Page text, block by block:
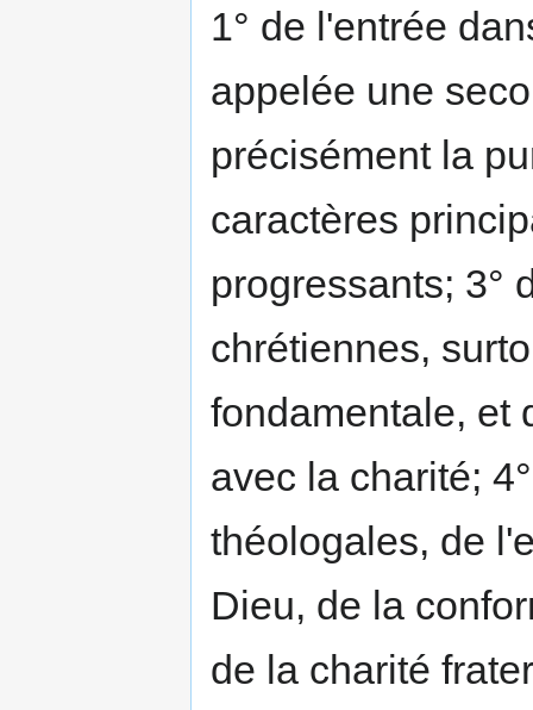
1° de l'entrée
appelée une
précisément la
caractères
progressants; 3°
chrétiennes,
fondamentale, et
avec la charité;
théologales, de
Dieu, de la
de la charité